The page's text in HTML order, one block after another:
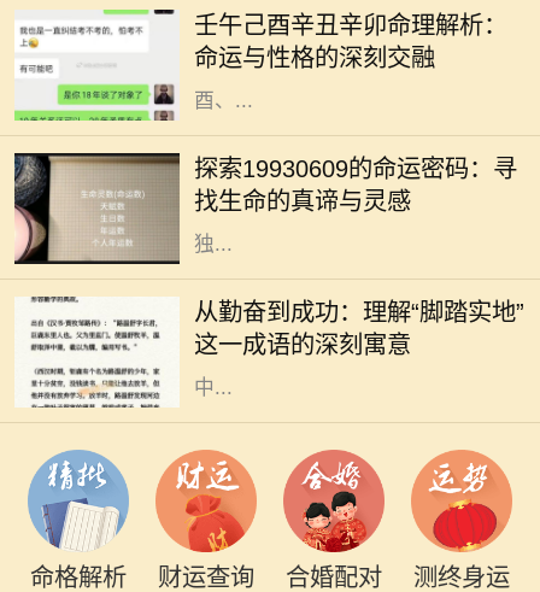
壬午己酉辛丑辛卯命理解析：
命运与性格的深刻交融
命格拥有各自独特的性格特征与运势
走向。今天，我们将针对壬午、己
酉、...
探索19930609的命运密码：寻
找生命的真谛与灵感
四季更迭，岁月如梭，人生轨迹中总
有一些命运的节点，让我们不得不回
望过往，反思前行。在这个多元化的
时代，每一个出生日期都似乎蕴藏着
独...
从勤奋到成功：理解“脚踏实地”
这一成语的深刻寓意
在人生的旅途中，成功往往不是一蹴
而就的事情，而是一个不断努力、不
断奋斗的过程。在这个过程中，许多
成语成为我们学习和生活的指南。其
中...
命格解析 财运查询 合婚配对 测终身运